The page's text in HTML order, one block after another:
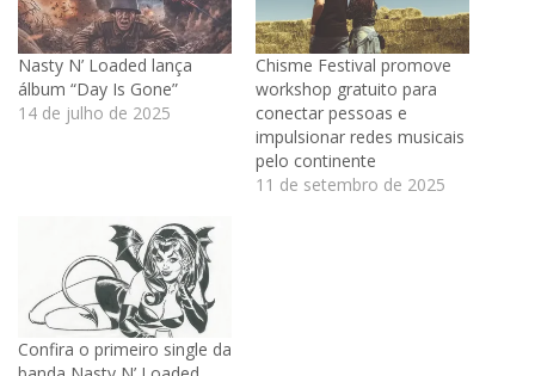
Nasty N’ Loaded lança
álbum “Day Is Gone”
14 de julho de 2025
Chisme Festival promove
workshop gratuito para
conectar pessoas e
impulsionar redes musicais
pelo continente
11 de setembro de 2025
Confira o primeiro single da